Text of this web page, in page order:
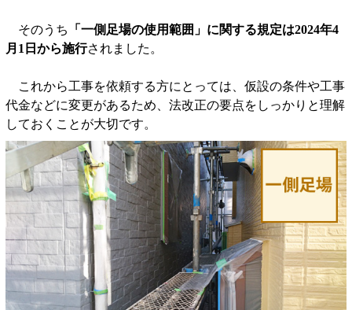
そのうち
「一側足場の使用範囲」に関する規定は2024年4
月1日から施行されました。
これから工事を依頼する方にとっては、仮設の条件や工事
代金などに変更があるため、法改正の要点をしっかりと理解
しておくことが大切です。